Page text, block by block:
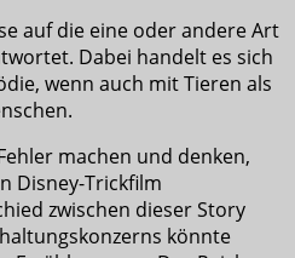
auf die eine oder andere Art
Dabei handelt es sich
wenn auch mit Tieren als
machen und denken,
Disney-Trickfilm
zwischen dieser Story
könnte